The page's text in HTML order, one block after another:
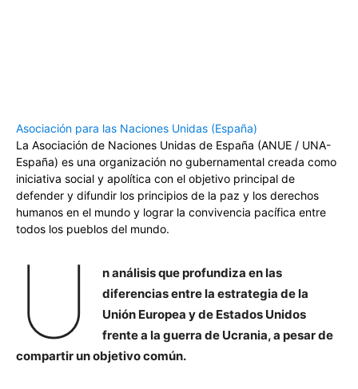
Asociación para las Naciones Unidas (España)
La Asociación de Naciones Unidas de España (ANUE / UNA-
España) es una organización no gubernamental creada como
iniciativa social y apolítica con el objetivo principal de
defender y difundir los principios de la paz y los derechos
humanos en el mundo y lograr la convivencia pacífica entre
todos los pueblos del mundo.
U
n análisis que profundiza en las
diferencias entre la estrategia de la
Unión Europea y de Estados Unidos
frente a la guerra de Ucrania, a pesar de
compartir un objetivo común.